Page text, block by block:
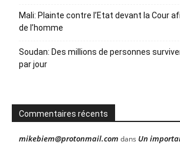
Mali: Plainte contre l’Etat devant la Cour
de l’homme
Soudan: Des millions de personnes
par jour
Commentaires récents
mikebiem@protonmail.com dans Un